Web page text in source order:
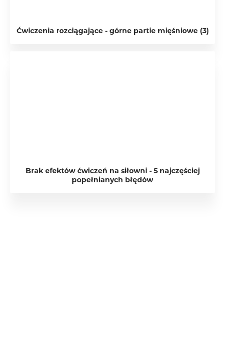
Ćwiczenia rozciągające - górne partie mięśniowe (3)
Brak efektów ćwiczeń na siłowni - 5 najczęściej
popełnianych błędów